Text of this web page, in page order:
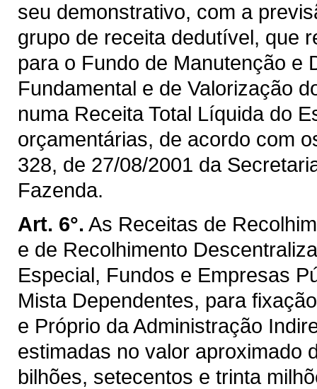
seu demonstrativo, com a
grupo de receita dedutível, que
para o Fundo de Manutenção e
Fundamental e de Valorização
numa Receita Total Líquida do
orçamentárias, de acordo com
328, de 27/08/2001 da
Fazenda.
Art. 6°. As Receitas de
e de Recolhimento
Especial, Fundos e Empresas
Mista Dependentes, para
e Próprio da Administração
estimadas no valor aproximado
bilhões, setecentos e trinta